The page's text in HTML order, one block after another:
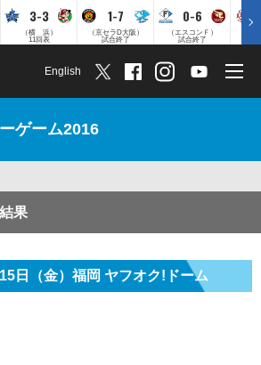
3-3
（横 浜）
11回表
1-7
（京セラD大阪）
試合終了
0-6
（エスコンＦ）
試合終了
English
ゲーム2016
果
日（金）福岡 ヤフオク!ドーム